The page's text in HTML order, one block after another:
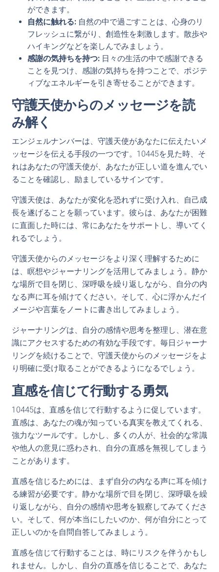
ができます。
自然に触れる: 自然の中で過ごすことは、心身のリ
フレッシュに繋がり、創造性を刺激します。散歩や
ハイキングなどを楽しんでみましょう。
感謝の気持ちを持つ: 日々の生活の中で感謝できる
ことを見つけ、感謝の気持ちを持つことで、ポジテ
ィブなエネルギーを引き寄せることができます。
守護天使からのメッセージを読
み解く
エンジェルナンバーは、守護天使があなたに伝えたいメ
ッセージを伝える手段の一つです。10445を見た時、そ
れはあなたの守護天使が、あなたが正しい道を進んでい
ることを確認し、励ましているサインです。
守護天使は、あなたが変化を恐れずに受け入れ、自己成
長を遂げることを願っています。彼らは、あなたが困難
に直面した時には、常にあなたをサポートし、導いてく
れるでしょう。
守護天使からのメッセージをより深く理解するために
は、瞑想やジャーナリングを活用してみましょう。静か
な場所で目を閉じ、深呼吸を繰り返しながら、自分の内
なる声に耳を傾けてください。そして、心に浮かんだイ
メージや言葉をノートに書き出してみましょう。
ジャーナリングは、自分の感情や思考を整理し、潜在意
識にアクセスするための有効な手段です。毎日ジャーナ
リングを続けることで、守護天使からのメッセージをよ
り明確に受け取ることができるようになるでしょう。
直感を信じて行動する勇気
10445は、直感を信じて行動するように促しています。
直感は、あなたの魂が知っている真実を教えてくれる、
強力なツールです。しかし、多くの人が、社会的な常識
や他人の意見に惑わされ、自分の直感を無視してしまう
ことがあります。
直感を信じるためには、まず自分の内なる声に耳を傾け
る練習が必要です。静かな場所で目を閉じ、深呼吸を繰
り返しながら、自分の感情や思考を観察してみてくださ
い。そして、何が本当にしたいのか、何が自分にとって
正しいのかを自問自答してみましょう。
直感を信じて行動することは、時にリスクを伴うかもし
れません。しかし、自分の直感を信じることで、あなた